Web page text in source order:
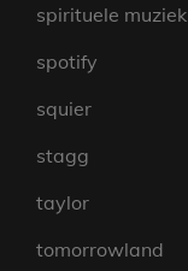
spirituele muziek
spotify
squier
stagg
taylor
tomorrowland